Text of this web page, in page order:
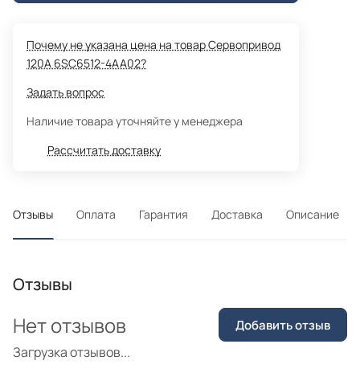
Почему не указана цена на товар Сервопривод
120A 6SC6512-4AA02?
Задать вопрос
Наличие товара уточняйте у менеджера
Рассчитать доставку
Отзывы Оплата Гарантия Доставка Описание
Отзывы
Загрузка отзывов...
Нет отзывов Добавить отзыв